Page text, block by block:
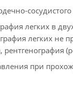
легких в
легких не
при